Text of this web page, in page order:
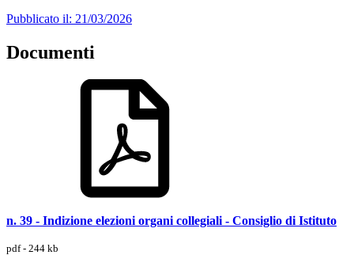
Pubblicato il: 21/03/2026
Documenti
n. 39 - Indizione elezioni organi collegiali - Consiglio di Istituto
pdf - 244 kb